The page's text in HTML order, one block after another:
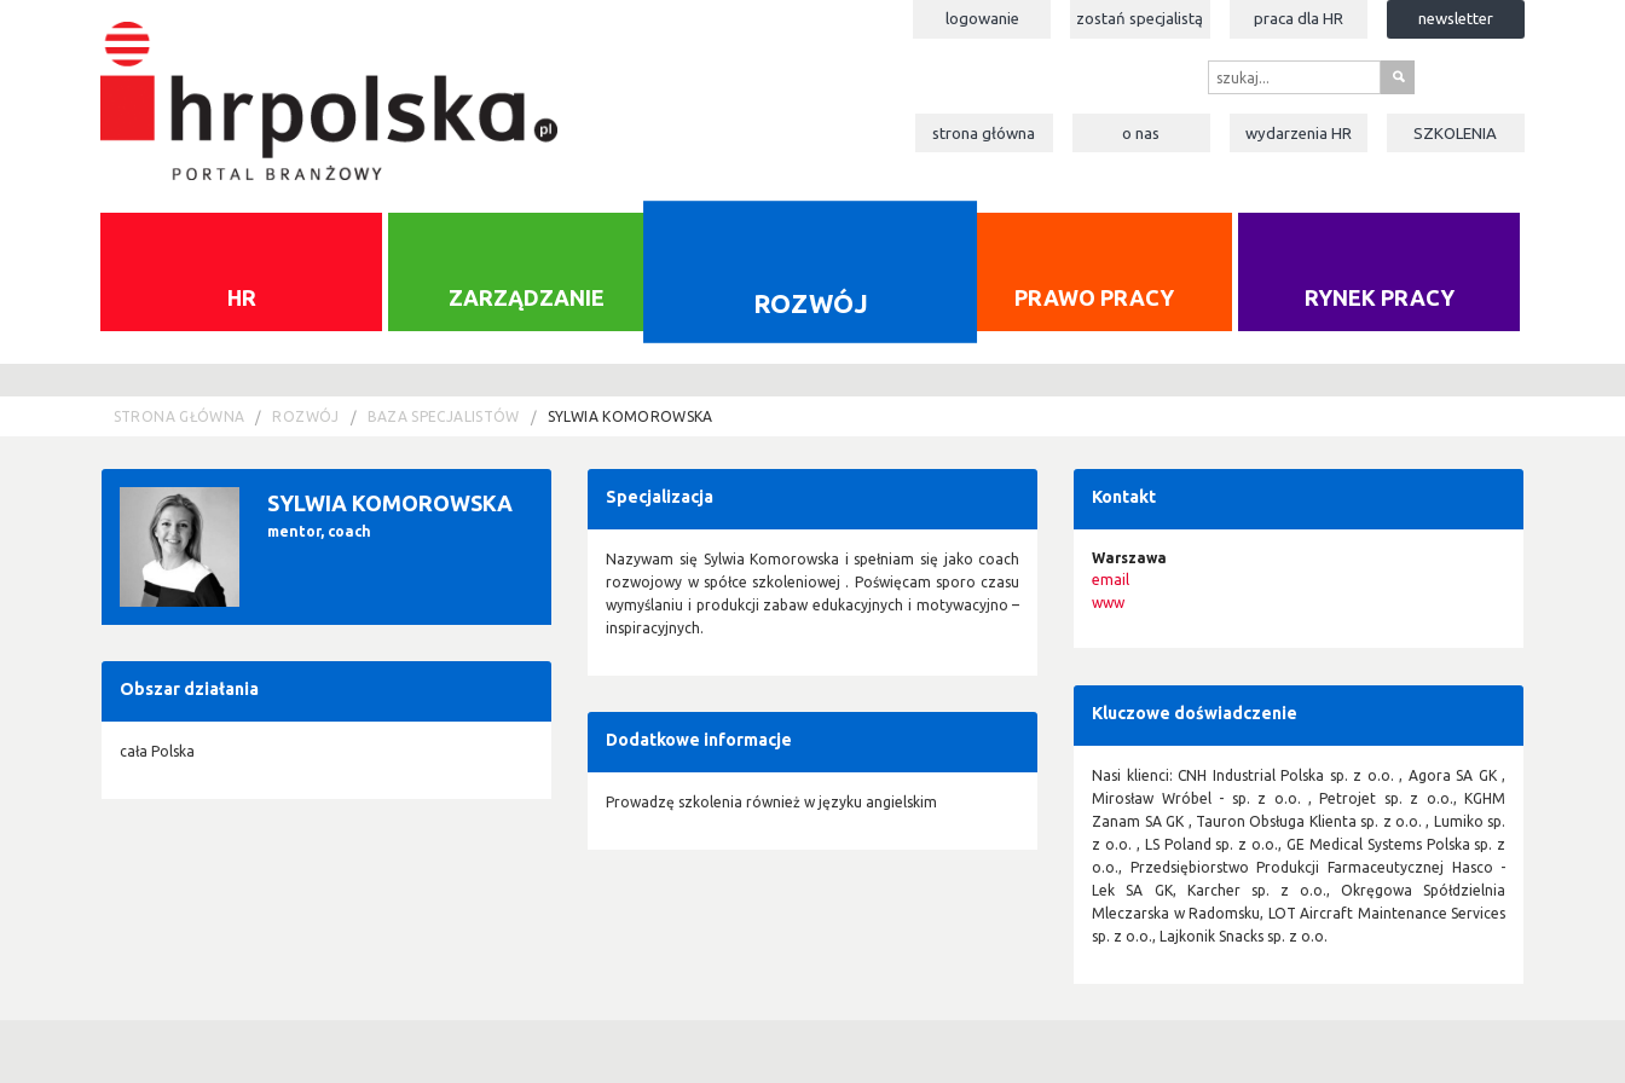
logowanie zostań specjalistą praca dla HR newsletter
s
strona główna o nas wydarzenia HR SZKOLENIA
HR ZARZĄDZANIE ROZWÓJ PRAWO PRACY RYNEK PRACY
STRONA GŁÓWNA ROZWÓJ BAZA SPECJALISTÓW SYLWIA KOMOROWSKA
SYLWIA KOMOROWSKA
mentor, coach
Specjalizacja
Nazywam się Sylwia Komorowska i spełniam się jako coach
rozwojowy w spółce szkoleniowej . Poświęcam sporo czasu
wymyślaniu i produkcji zabaw edukacyjnych i motywacyjno –
inspiracyjnych.
Kontakt
Warszawa
email
www
Obszar działania
cała Polska
Kluczowe doświadczenie
Nasi klienci: CNH Industrial Polska sp. z o.o. , Agora SA GK ,
Mirosław Wróbel - sp. z o.o. , Petrojet sp. z o.o., KGHM
Zanam SA GK , Tauron Obsługa Klienta sp. z o.o. , Lumiko sp.
z o.o. , LS Poland sp. z o.o., GE Medical Systems Polska sp. z
o.o., Przedsiębiorstwo Produkcji Farmaceutycznej Hasco -
Lek SA GK, Karcher sp. z o.o., Okręgowa Spółdzielnia
Mleczarska w Radomsku, LOT Aircraft Maintenance Services
sp. z o.o., Lajkonik Snacks sp. z o.o.
Dodatkowe informacje
Prowadzę szkolenia również w języku angielskim